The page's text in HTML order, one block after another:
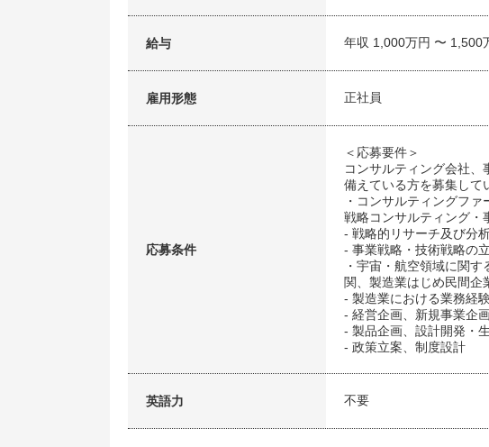
給与 年収 1,000万円 〜 1,500
雇用形態 正社員
応募条件
＜応募要件＞
コンサルティング会社
備えている方を募集して
・コンサルティングフ
戦略コンサルティング・
- 戦略的リサーチ及び分
- 事業戦略・技術戦略の
・宇宙・航空領域に関
関、製造業はじめ民間企
- 製造業における業務経
- 経営企画、新規事業企
- 製品企画、設計開発・
- 政策立案、制度設計
英語力 不要